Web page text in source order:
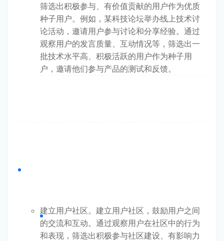
筛选出积极参与、有价值贡献的用户作为优质
种子用户。例如，某科技论坛举办线上技术讨
论活动，邀请用户参与讨论和分享经验。通过
观察用户的发言质量、互动情况等，筛选出一
批技术水平高、积极活跃的用户作为种子用
户，邀请他们参与产品的测试和反馈。
建立用户社区。建立用户社区，鼓励用户之间
的交流和互动。通过观察用户在社区中的行为
和表现，筛选出积极参与社区建设、有影响力